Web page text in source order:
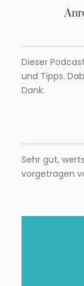
Dieser
und Tipps.
Dank.
Sehr gut,
vorgetragen